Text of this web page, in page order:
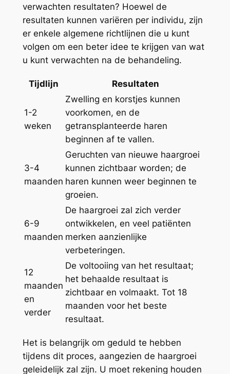
verwachten resultaten? Hoewel de
resultaten kunnen variëren per individu, zijn
er enkele algemene richtlijnen die u kunt
volgen om een beter idee te krijgen van wat
u kunt verwachten na de behandeling.
Tijdlijn Resultaten
1-2
weken
Zwelling en korstjes kunnen
voorkomen, en de
getransplanteerde haren
beginnen af te vallen.
3-4
maanden
Geruchten van nieuwe haargroei
kunnen zichtbaar worden; de
haren kunnen weer beginnen te
groeien.
6-9
maanden
De haargroei zal zich verder
ontwikkelen, en veel patiënten
merken aanzienlijke
verbeteringen.
12
maanden
en
verder
De voltooiing van het resultaat;
het behaalde resultaat is
zichtbaar en volmaakt. Tot 18
maanden voor het beste
resultaat.
Het is belangrijk om geduld te hebben
tijdens dit proces, aangezien de haargroei
geleidelijk zal zijn. U moet rekening houden